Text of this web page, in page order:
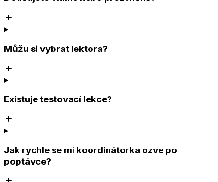
Můžu si vybrat lektora?
Existuje testovací lekce?
Jak rychle se mi koordinátorka ozve po
poptávce?